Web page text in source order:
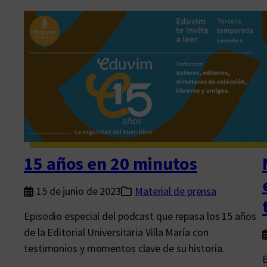
l
d
s
f
r
o
n
e
r
a
d
o
u
c
h
a
r
u
e
s
15 años en 20 minutos
15 de junio de 2023
Material de prensa
Episodio especial del podcast que repasa los 15 años
de la Editorial Universitaria Villa María con
testimonios y momentos clave de su historia.